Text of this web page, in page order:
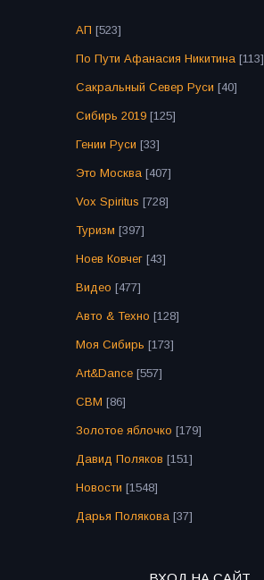
АП [523]
По Пути Афанасия Никитина [113]
Сакральный Север Руси [40]
Сибирь 2019 [125]
Гении Руси [33]
Это Москва [407]
Vox Spiritus [728]
Туризм [397]
Ноев Ковчег [43]
Видео [477]
Авто & Техно [128]
Моя Сибирь [173]
Art&Dance [557]
СВМ [86]
Золотое яблочко [179]
Давид Поляков [151]
Новости [1548]
Дарья Полякова [37]